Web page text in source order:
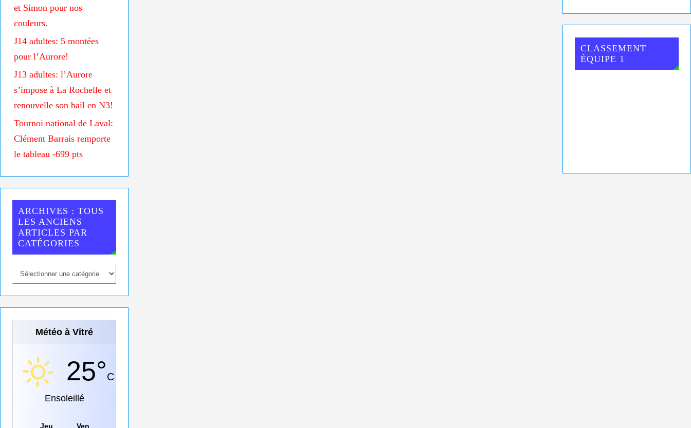
et Simon pour nos
couleurs.
J14 adultes: 5 montées
pour l’Aurore!
J13 adultes: l’Aurore
s’impose à La Rochelle et
renouvelle son bail en N3!
Tournoi national de Laval:
Clément Barrais remporte
le tableau -699 pts
ARCHIVES : TOUS
LES ANCIENS
ARTICLES PAR
CATÉGORIES
Météo à Vitré
25°C
Ensoleillé
Jeu Ven
CLASSEMENT
ÉQUIPE 1